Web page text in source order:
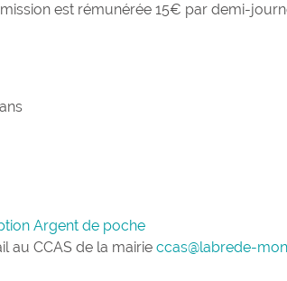
est rémunérée 15€ par demi-
Argent de poche
au CCAS de la mairie ccas@labrede-